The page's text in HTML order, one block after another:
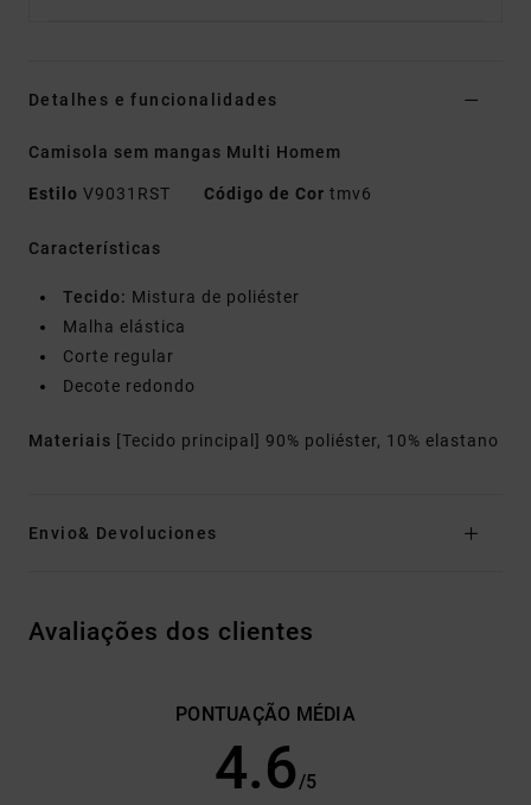
Detalhes e funcionalidades
Camisola sem mangas Multi Homem
Estilo V9031RST Código de Cor tmv6
Características
Tecido: Mistura de poliéster
Malha elástica
Corte regular
Decote redondo
Materiais [Tecido principal] 90% poliéster, 10% elastano
Envio& Devoluciones
Avaliações dos clientes
PONTUAÇÃO MÉDIA
4.6/5